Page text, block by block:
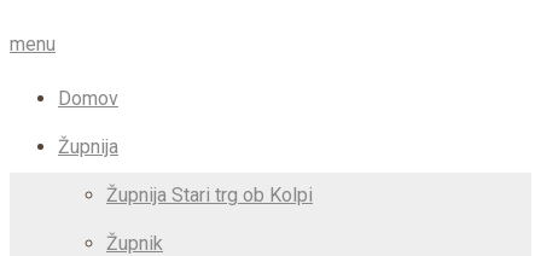
menu
Domov
Župnija
Župnija Stari trg ob Kolpi
Župnik